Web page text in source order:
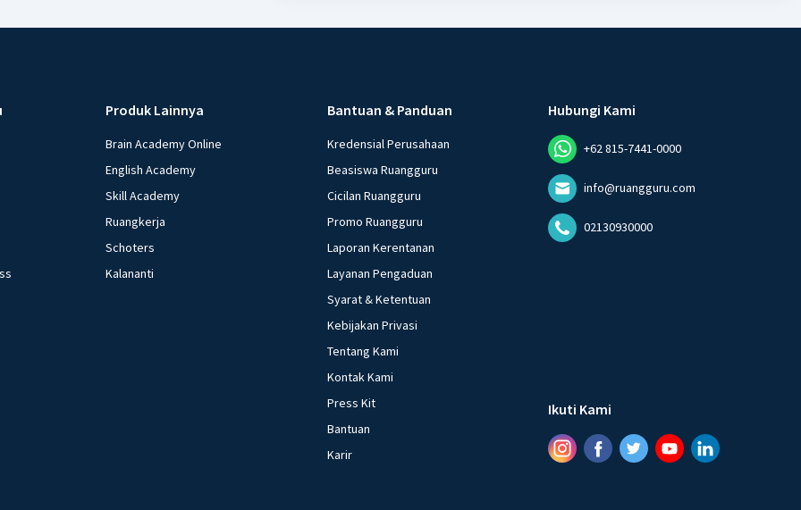
Produk Lainnya
Brain Academy Online
English Academy
Skill Academy
Ruangkerja
Schoters
Kalananti
Bantuan & Panduan
Kredensial Perusahaan
Beasiswa Ruangguru
Cicilan Ruangguru
Promo Ruangguru
Laporan Kerentanan
Layanan Pengaduan
Syarat & Ketentuan
Kebijakan Privasi
Tentang Kami
Kontak Kami
Press Kit
Bantuan
Karir
Hubungi Kami
+62 815-7441-0000
info@ruangguru.com
02130930000
Ikuti Kami